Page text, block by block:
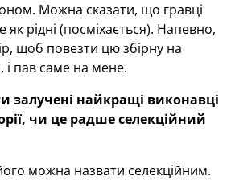
Можна сказати, що гравці
як рідні (посміхається). Напевно,
щоб повезти цю збірну на
і пав саме на мене.
залучені найкращі виконавці
чи це радше селекційний
можна назвати селекційним.